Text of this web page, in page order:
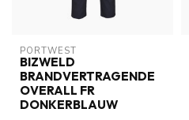
PORTWEST
BIZWELD
BRANDVERTRAGENDE
OVERALL FR
DONKERBLAUW